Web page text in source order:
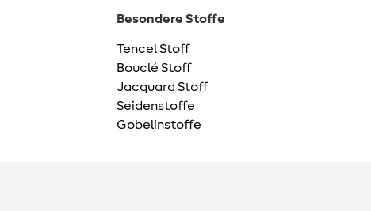
Besondere Stoffe
Tencel Stoff
Bouclé Stoff
Jacquard Stoff
Seidenstoffe
Gobelinstoffe